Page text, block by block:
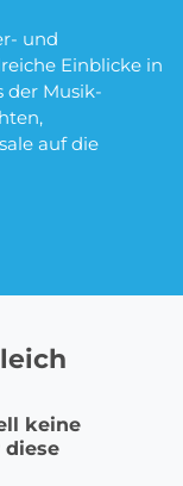
Abo
Abo
und
Einblicke in
der Musik-
auf die
keine